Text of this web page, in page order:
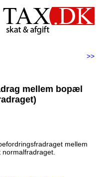
>>
mellem bopæl
mellem